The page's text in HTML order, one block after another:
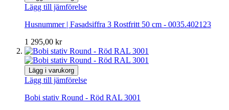
Lägg till jämförelse
Husnummer | Fasadsiffra 3 Rostfritt 50 cm - 0035.402123
1 295,00 kr
Lägg i varukorg
Lägg till jämförelse
Bobi stativ Round - Röd RAL 3001